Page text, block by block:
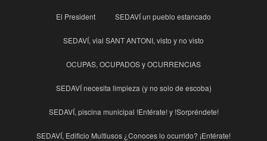
El President SEDAVÍ un pueblo estancado
SEDAVÍ, vial SANT ANTONI, visto y no visto
OCUPAS, OCUPADOS y OCURRENCIAS
SEDAVÍ necesita limpieza (y no solo de escoba)
SEDAVÍ, piscina municipal !Entérate! y !Sorpréndete!
SEDAVÍ, Edificio Multiusos ¿Conoces lo ocurrido? ¡Entérate!